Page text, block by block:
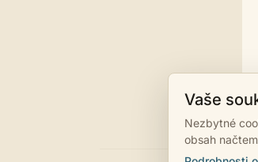
Vaše
Nezbytné
obsah